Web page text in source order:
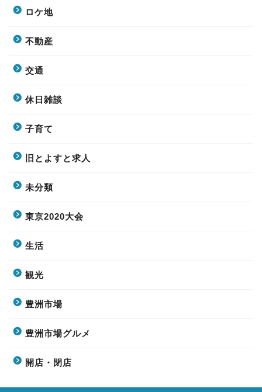
ロケ地
不動産
交通
休日雑談
子育て
旧とよすと求人
未分類
東京2020大会
生活
観光
豊洲市場
豊洲市場グルメ
開店・閉店